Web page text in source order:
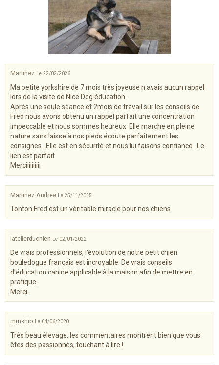
Martinez Le 22/02/2026
Ma petite yorkshire de 7 mois très joyeuse n avais aucun rappel
lors de la visite de Nice Dog éducation.
Après une seule séance et 2mois de travail sur les conseils de
Fred nous avons obtenu un rappel parfait une concentration
impeccable et nous sommes heureux. Elle marche en pleine
nature sans laisse à nos pieds écoute parfaitement les
consignes . Elle est en sécurité et nous lui faisons confiance . Le
lien est parfait
Merciiiiiiiiii
Martinez Andree Le 25/11/2025
Tonton Fred est un véritable miracle pour nos chiens
latelierduchien Le 02/01/2022
De vrais professionnels, l'évolution de notre petit chien
bouledogue français est incroyable. De vrais conseils
d'éducation canine applicable à la maison afin de mettre en
pratique.
Merci.
mmshib Le 04/06/2020
Très beau élevage, les commentaires montrent bien que vous
êtes des passionnés, touchant à lire !